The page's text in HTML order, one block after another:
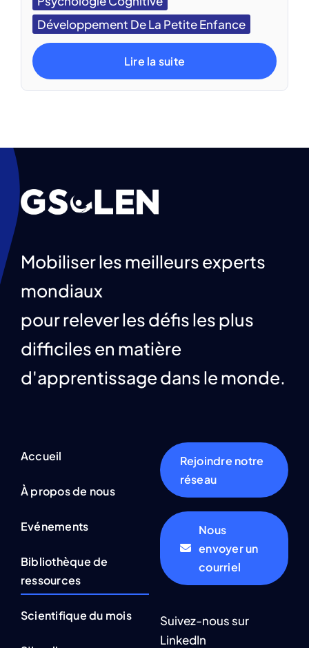
Développement De La Petite Enfance
Lire la suite
Mobiliser les meilleurs experts
mondiaux
pour relever les défis les plus
difficiles en matière
d'apprentissage dans le monde.
Accueil
À propos de nous
Evénements
Bibliothèque de
ressources
Scientifique du mois
Rejoindre notre
réseau
Nous
envoyer un
courriel
Suivez-nous sur
LinkedIn